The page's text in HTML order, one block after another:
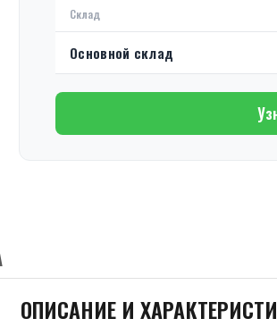
Склад
Основной склад
ОПИСАНИЕ И